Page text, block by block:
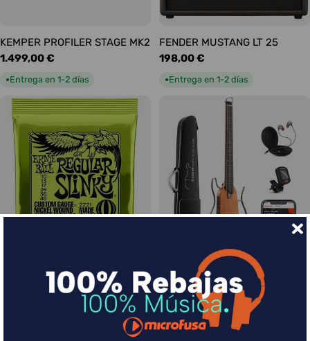
KEMPER PROFILER STAGE MK2
Precio
habitual
1.499,00 €
●Entrega en 1-2 días
FENDER MUSTANG LT 25
Precio
habitual
198,00 €
●Entrega en 1-2 días
Slinky Regular 10-46
DONNER HUSH-I Silent Guitar
Caoba
Precio
habitual
339,00 €
Entrega en 1-2 días